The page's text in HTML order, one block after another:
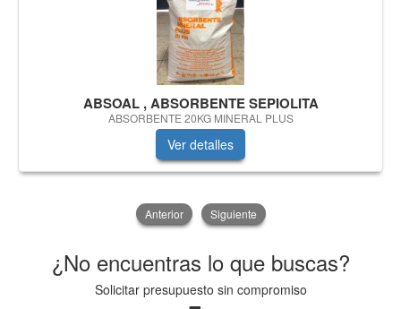
ABSOAL , ABSORBENTE SEPIOLITA
ABSORBENTE 20KG MINERAL PLUS
Ver detalles
Anterior Siguiente
¿No encuentras lo que buscas?
Solicitar presupuesto sin compromiso